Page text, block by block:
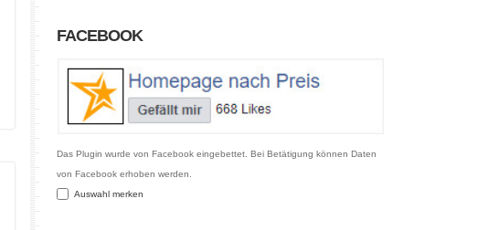
FACEBOOK
Das Plugin wurde von Facebook eingebettet. Bei Betätigung können Daten
von Facebook erhoben werden.
Auswahl merken